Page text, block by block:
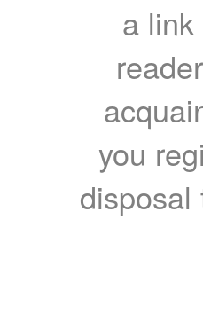
a
you